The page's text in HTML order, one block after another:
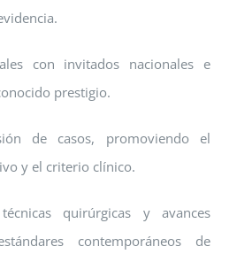
con invitados nacionales e
prestigio.
de casos, promoviendo el
y el criterio clínico.
quirúrgicas y avances
contemporáneos de